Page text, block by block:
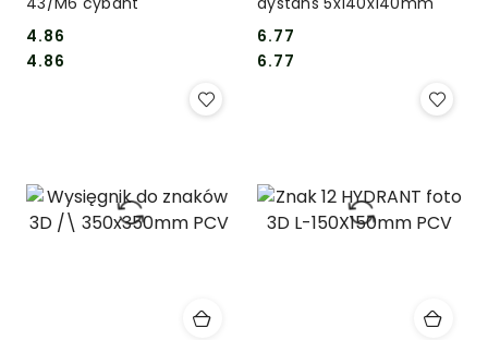
Cena:
4.86
Cena:
4.86 Cena:
6.77
Cena:
6.77